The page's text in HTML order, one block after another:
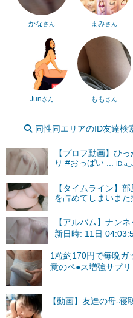
かなさん まみさん
Junさん もも さん
同性同エリアのID友達検
【プロフ動画】ひ
り #おっぱい ...
【タイムライン】
を占めてしまいま
【アルバム】ナン
新日時: 11日